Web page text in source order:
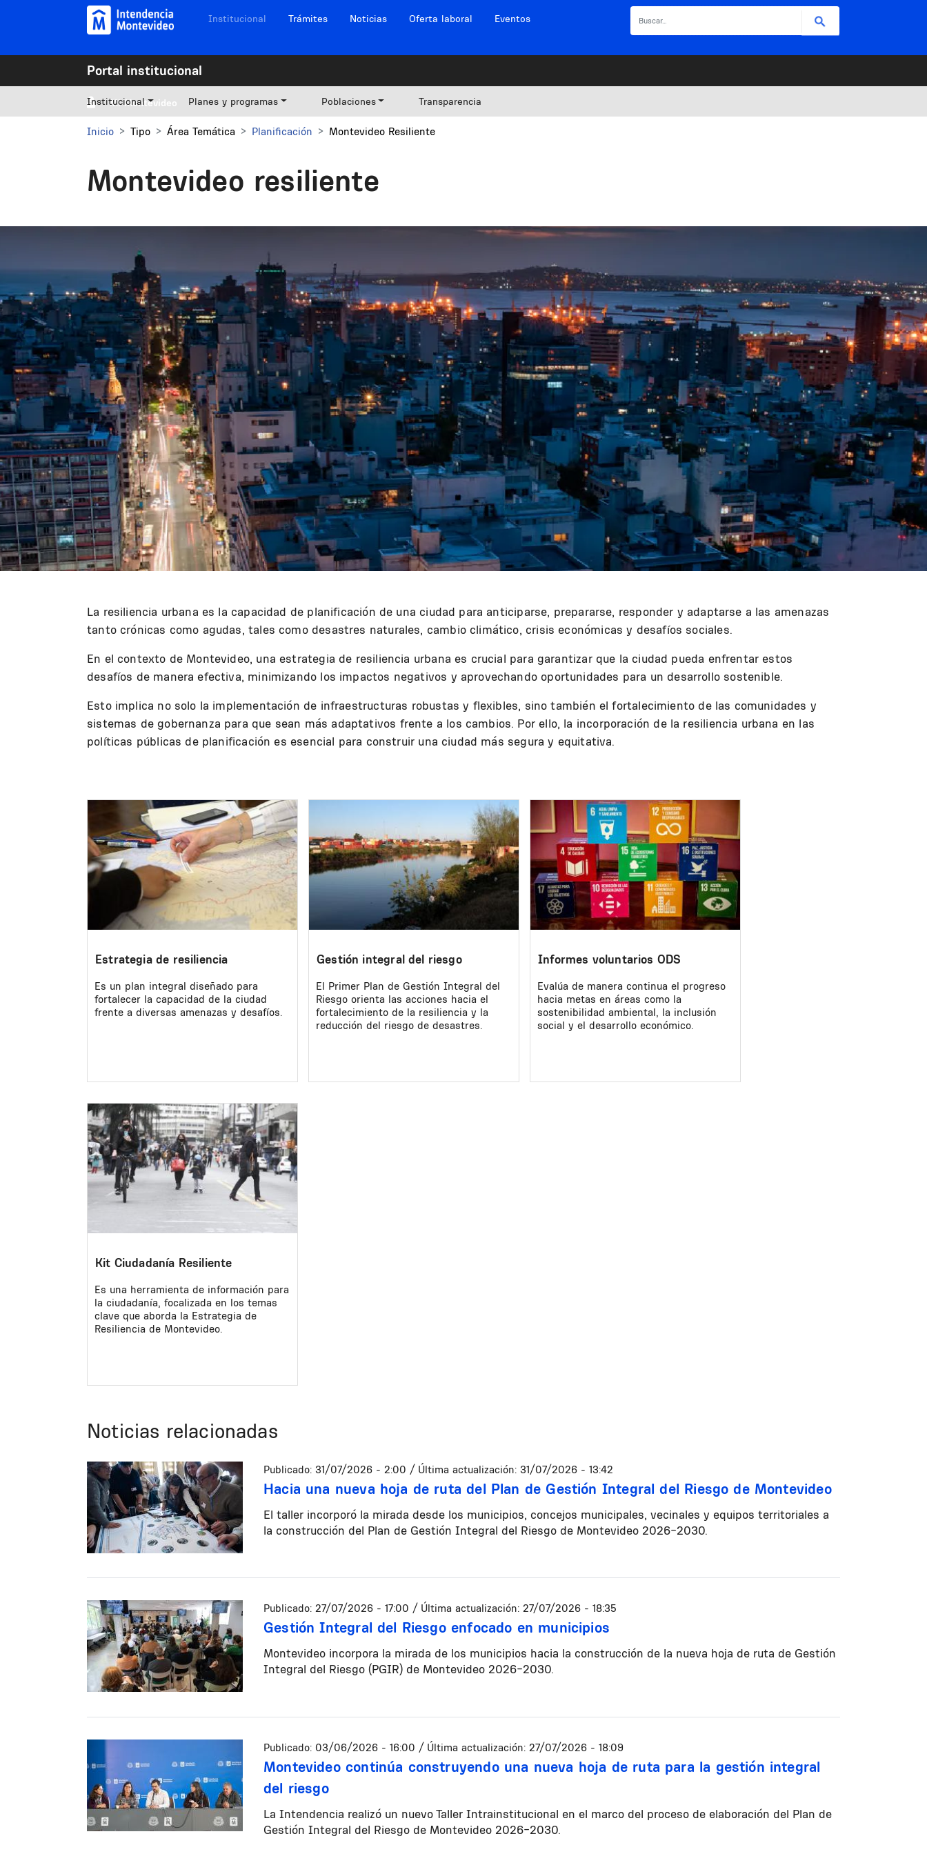
Pasar al contenido principal Navegación sitios
Institucional Trámites Noticias Oferta laboral Eventos
Portal institucional
Mi Montevideo
Institucional Planes y programas Poblaciones Transparencia
Inicio Tipo Área Temática Planificación Montevideo Resiliente
Montevideo resiliente
La resiliencia urbana es la capacidad de planificación de una ciudad para anticiparse, prepararse, responder y adaptarse a las amenazas
tanto crónicas como agudas, tales como desastres naturales, cambio climático, crisis económicas y desafíos sociales.
En el contexto de Montevideo, una estrategia de resiliencia urbana es crucial para garantizar que la ciudad pueda enfrentar estos
desafíos de manera efectiva, minimizando los impactos negativos y aprovechando oportunidades para un desarrollo sostenible.
Esto implica no solo la implementación de infraestructuras robustas y flexibles, sino también el fortalecimiento de las comunidades y
sistemas de gobernanza para que sean más adaptativos frente a los cambios. Por ello, la incorporación de la resiliencia urbana en las
políticas públicas de planificación es esencial para construir una ciudad más segura y equitativa.
Estrategia de resiliencia
Es un plan integral diseñado para
fortalecer la capacidad de la ciudad
frente a diversas amenazas y desafíos.
Gestión integral del riesgo
El Primer Plan de Gestión Integral del
Riesgo orienta las acciones hacia el
fortalecimiento de la resiliencia y la
reducción del riesgo de desastres.
Image
Informes voluntarios ODS
Evalúa de manera continua el progreso
hacia metas en áreas como la
sostenibilidad ambiental, la inclusión
social y el desarrollo económico.
Image
Kit Ciudadanía Resiliente
Es una herramienta de información para
la ciudadanía, focalizada en los temas
clave que aborda la Estrategia de
Resiliencia de Montevideo.
Noticias relacionadas
Publicado: 31/07/2026 - 2:00 / Última actualización: 31/07/2026 - 13:42
Hacia una nueva hoja de ruta del Plan de Gestión Integral del Riesgo de Montevideo
El taller incorporó la mirada desde los municipios, concejos municipales, vecinales y equipos territoriales a
la construcción del Plan de Gestión Integral del Riesgo de Montevideo 2026-2030.
Publicado: 27/07/2026 - 17:00 / Última actualización: 27/07/2026 - 18:35
Gestión Integral del Riesgo enfocado en municipios
Montevideo incorpora la mirada de los municipios hacia la construcción de la nueva hoja de ruta de Gestión
Integral del Riesgo (PGIR) de Montevideo 2026-2030.
Publicado: 03/06/2026 - 16:00 / Última actualización: 27/07/2026 - 18:09
Montevideo continúa construyendo una nueva hoja de ruta para la gestión integral
del riesgo
La Intendencia realizó un nuevo Taller Intrainstitucional en el marco del proceso de elaboración del Plan de
Gestión Integral del Riesgo de Montevideo 2026-2030.